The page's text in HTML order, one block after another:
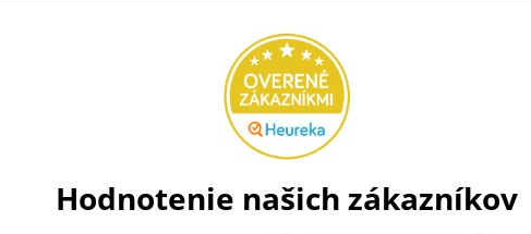
Hodnotenie našich zákazníkov